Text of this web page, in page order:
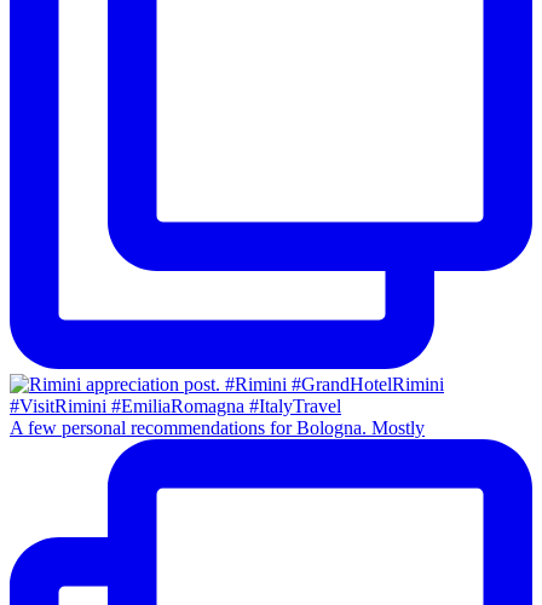
A few personal recommendations for Bologna. Mostly